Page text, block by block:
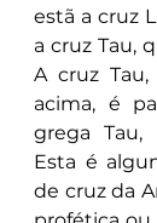
estã a cruz
a cruz Tau,
A cruz
acima, é
grega
Esta é
de cruz da